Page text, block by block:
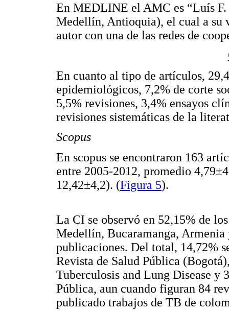
En MEDLINE el AMC es “Luís
Medellín, Antioquia), el cual a su
autor con una de las redes de
En cuanto al tipo de artículos,
epidemiológicos, 7,2% de corte
5,5% revisiones, 3,4% ensayos
revisiones sistemáticas de la
Scopus
En scopus se encontraron 163
entre 2005-2012, promedio
12,42±4,2). (Figura 5).
La CI se observó en 52,15% de
Medellín, Bucaramanga,
publicaciones. Del total, 14,72%
Revista de Salud Pública
Tuberculosis and Lung Disease y
Pública, aun cuando figuran 84
publicado trabajos de TB de